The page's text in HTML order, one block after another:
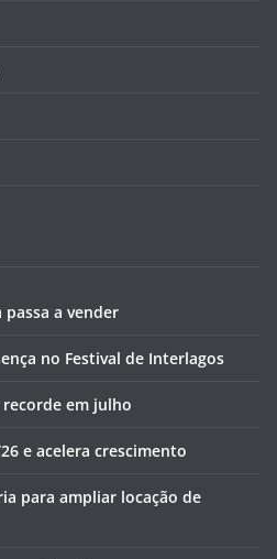
a vender
no Festival de Interlagos
em julho
e acelera crescimento
para ampliar locação de